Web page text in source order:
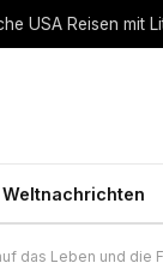
USA Reisen mit
Weltnachrichten
das Leben und die